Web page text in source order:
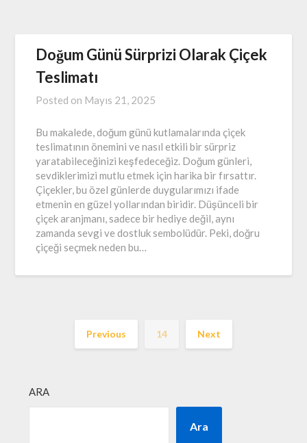
Doğum Günü Sürprizi Olarak Çiçek
Teslimatı
Posted on Mayıs 21, 2025
Bu makalede, doğum günü kutlamalarında çiçek
teslimatının önemini ve nasıl etkili bir sürpriz
yaratabileceğinizi keşfedeceğiz. Doğum günleri,
sevdiklerimizi mutlu etmek için harika bir fırsattır.
Çiçekler, bu özel günlerde duygularımızı ifade
etmenin en güzel yollarından biridir. Düşünceli bir
çiçek aranjmanı, sadece bir hediye değil, aynı
zamanda sevgi ve dostluk sembolüdür. Peki, doğru
çiçeği seçmek neden bu…
Previous 14 Next
ARA
Ara